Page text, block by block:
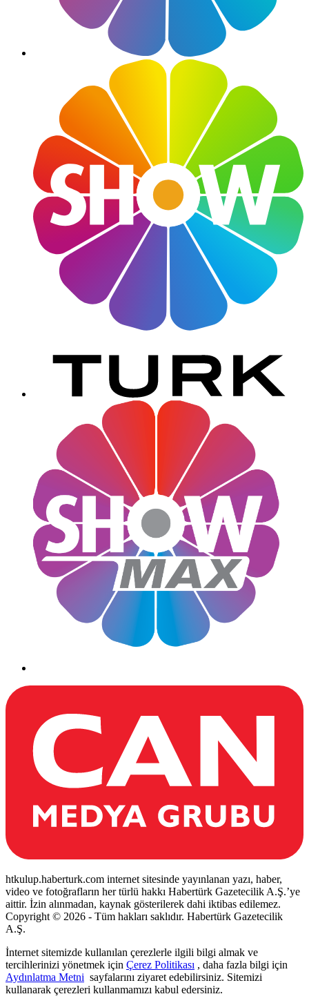
htkulup.haberturk.com internet sitesinde yayınlanan yazı, haber,
video ve fotoğrafların her türlü hakkı Habertürk Gazetecilik A.Ş.’ye
aittir. İzin alınmadan, kaynak gösterilerek dahi iktibas edilemez.
Copyright © 2026 - Tüm hakları saklıdır. Habertürk Gazetecilik
A.Ş.
İnternet sitemizde kullanılan çerezlerle ilgili bilgi almak ve
tercihlerinizi yönetmek için Çerez Politikası , daha fazla bilgi için
Aydınlatma Metni sayfalarını ziyaret edebilirsiniz. Sitemizi
kullanarak çerezleri kullanmamızı kabul edersiniz.